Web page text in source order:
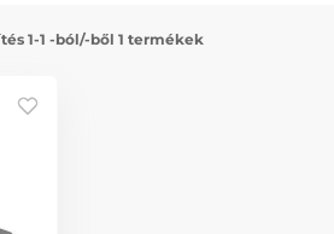
1-1 -ból/-ből 1 termékek